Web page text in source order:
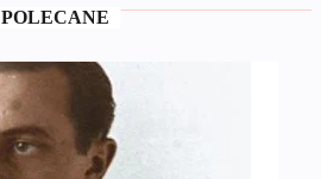
POLECANE